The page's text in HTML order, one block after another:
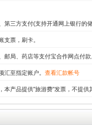
第三方支付(支持开通网上银行的
支票，刷卡。
邮局、药店等支付宝合作网点付款
汇至指定账户。 查看汇款帐号
本产品提供"旅游费"发票，不提供